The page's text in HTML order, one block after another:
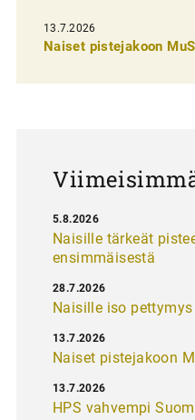
e
13.7.2026
Naiset pistejakoon
Naisille tärkeät
ensimmäisestä
5.8.2026
Naisille iso
28.7.2026
Naiset pistejakoon
13.7.2026
HPS vahvempi
13.7.2026